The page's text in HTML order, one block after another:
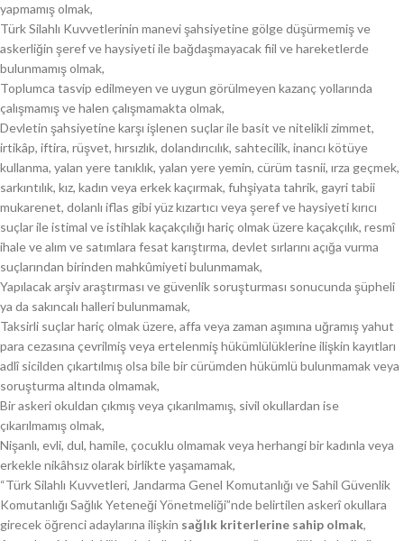
yapmamış olmak,
Türk Silahlı Kuvvetlerinin manevi şahsiyetine gölge düşürmemiş ve
askerliğin şeref ve haysiyeti ile bağdaşmayacak fiil ve hareketlerde
bulunmamış olmak,
Toplumca tasvip edilmeyen ve uygun görülmeyen kazanç yollarında
çalışmamış ve halen çalışmamakta olmak,
Devletin şahsiyetine karşı işlenen suçlar ile basit ve nitelikli zimmet,
irtikâp, iftira, rüşvet, hırsızlık, dolandırıcılık, sahtecilik, inancı kötüye
kullanma, yalan yere tanıklık, yalan yere yemin, cürüm tasnii, ırza geçmek,
sarkıntılık, kız, kadın veya erkek kaçırmak, fuhşiyata tahrik, gayri tabii
mukarenet, dolanlı iflas gibi yüz kızartıcı veya şeref ve haysiyeti kırıcı
suçlar ile istimal ve istihlak kaçakçılığı hariç olmak üzere kaçakçılık, resmî
ihale ve alım ve satımlara fesat karıştırma, devlet sırlarını açığa vurma
suçlarından birinden mahkûmiyeti bulunmamak,
Yapılacak arşiv araştırması ve güvenlik soruşturması sonucunda şüpheli
ya da sakıncalı halleri bulunmamak,
Taksirli suçlar hariç olmak üzere, affa veya zaman aşımına uğramış yahut
para cezasına çevrilmiş veya ertelenmiş hükümlülüklerine ilişkin kayıtları
adlî sicilden çıkartılmış olsa bile bir cürümden hükümlü bulunmamak veya
soruşturma altında olmamak,
Bir askeri okuldan çıkmış veya çıkarılmamış, sivil okullardan ise
çıkarılmamış olmak,
Nişanlı, evli, dul, hamile, çocuklu olmamak veya herhangi bir kadınla veya
erkekle nikâhsız olarak birlikte yaşamamak,
“Türk Silahlı Kuvvetleri, Jandarma Genel Komutanlığı ve Sahil Güvenlik
Komutanlığı Sağlık Yeteneği Yönetmeliği”nde belirtilen askerî okullara
girecek öğrenci adaylarına ilişkin sağlık kriterlerine sahip olmak,